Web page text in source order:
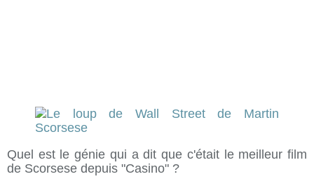
Quel est le génie qui a dit que c'était le meilleur film
de Scorsese depuis "Casino" ?